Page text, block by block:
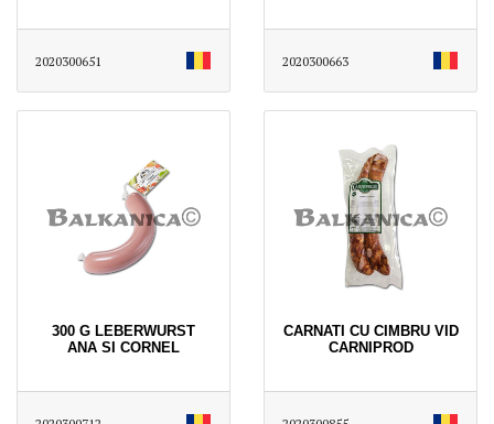
2020300651 2020300663
300 G LEBERWURST
ANA SI CORNEL
CARNATI CU CIMBRU VID
CARNIPROD